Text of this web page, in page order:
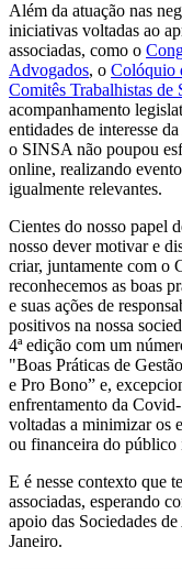
Além da atuação nas
iniciativas voltadas ao
associadas, como o
Advogados, o Colóquio
Comitês Trabalhistas de
acompanhamento
entidades de interesse
o SINSA não poupou
online, realizando
igualmente relevantes.
Cientes do nosso papel
nosso dever motivar e
criar, juntamente com o
reconhecemos as boas
e suas ações de
positivos na nossa
4ª edição com um
"Boas Práticas de
e Pro Bono” e,
enfrentamento da
voltadas a minimizar os
ou financeira do público
E é nesse contexto que
associadas, esperando
apoio das Sociedades
Janeiro.